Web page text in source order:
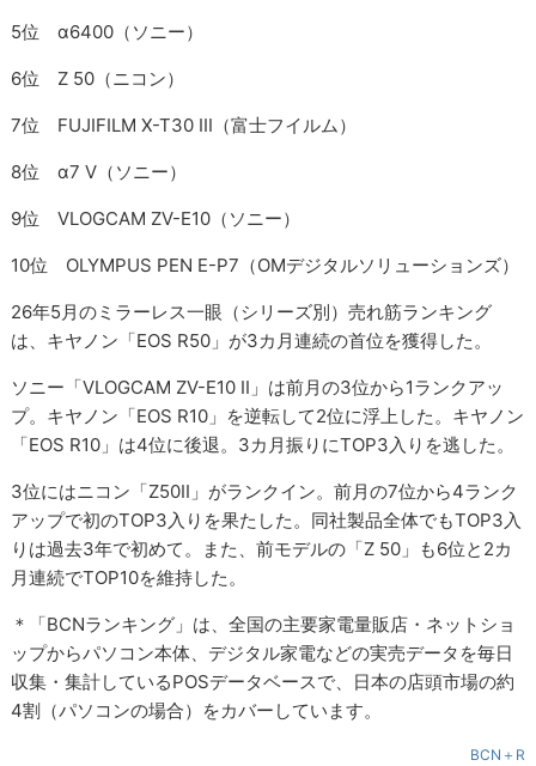
5位 α6400（ソニー）
6位 Z 50（ニコン）
7位 FUJIFILM X-T30 III（富士フイルム）
8位 α7 V（ソニー）
9位 VLOGCAM ZV-E10（ソニー）
10位 OLYMPUS PEN E-P7（OMデジタルソリューションズ）
26年5月のミラーレス一眼（シリーズ別）売れ筋ランキング
は、キヤノン「EOS R50」が3カ月連続の首位を獲得した。
ソニー「VLOGCAM ZV-E10 II」は前月の3位から1ランクアッ
プ。キヤノン「EOS R10」を逆転して2位に浮上した。キヤノン
「EOS R10」は4位に後退。3カ月振りにTOP3入りを逃した。
3位にはニコン「Z50II」がランクイン。前月の7位から4ランク
アップで初のTOP3入りを果たした。同社製品全体でもTOP3入
りは過去3年で初めて。また、前モデルの「Z 50」も6位と2カ
月連続でTOP10を維持した。
＊「BCNランキング」は、全国の主要家電量販店・ネットショ
ップからパソコン本体、デジタル家電などの実売データを毎日
収集・集計しているPOSデータベースで、日本の店頭市場の約
4割（パソコンの場合）をカバーしています。
BCN＋R